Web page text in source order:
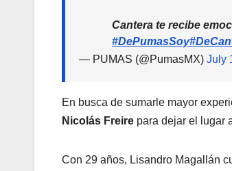
Cantera te recibe
#DePumasSoy
— PUMAS (@PumasMX) July
En busca de sumarle mayor
Nicolás Freire para dejar el lugar
Con 29 años, Lisandro Magallán